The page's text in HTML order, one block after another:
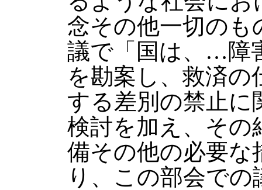
念その他一切のも
議で「国は、…障
を勘案し、救済
する差別の禁止
検討を加え、その
備その他の必要な
り、この部会で